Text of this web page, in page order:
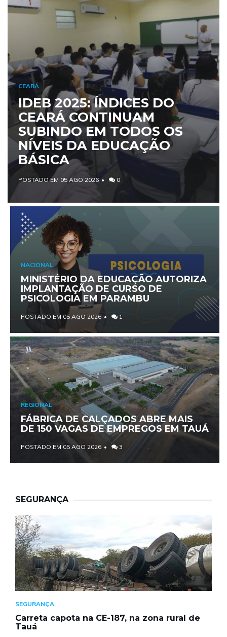
CEARÁ
IDEB 2025: ÍNDICES DO
CEARÁ CONTINUAM
SUBINDO EM TODOS OS
NÍVEIS DA EDUCAÇÃO
BÁSICA
POSTADO EM 05 AGO 2026 0
NACIONAL
MINISTÉRIO DA EDUCAÇÃO AUTORIZA
IMPLANTAÇÃO DE CURSO DE
PSICOLOGIA EM PARAMBU
POSTADO EM 05 AGO 2026 1
REGIONAL
FÁBRICA DE CALÇADOS ABRE MAIS
DE 150 VAGAS DE EMPREGOS EM TAUÁ
POSTADO EM 05 AGO 2026 3
SEGURANÇA
SEGURANÇA
Carreta capota na CE-187, na zona rural de
Tauá